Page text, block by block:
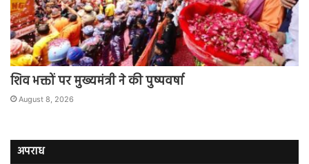
शिव भक्तों पर मुख्यमंत्री ने की पुष्पवर्षा
August 8, 2026
अपराध